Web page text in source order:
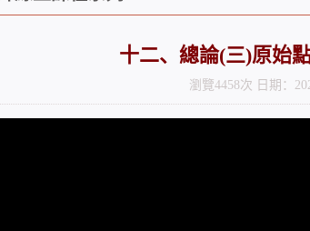
十二、總論(三)原始
瀏覽4458次 日期：